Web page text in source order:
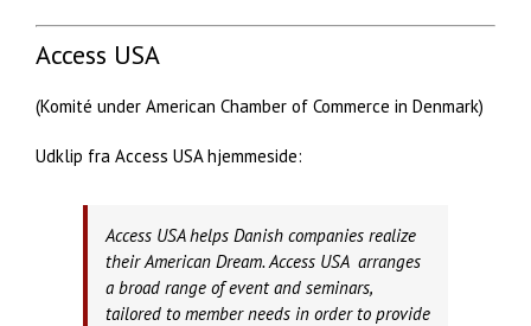
Access USA
(Komité under American Chamber of Commerce in Denmark)
Udklip fra Access USA hjemmeside:
Access USA helps Danish companies realize
their American Dream. Access USA arranges
a broad range of event and seminars,
tailored to member needs in order to provide